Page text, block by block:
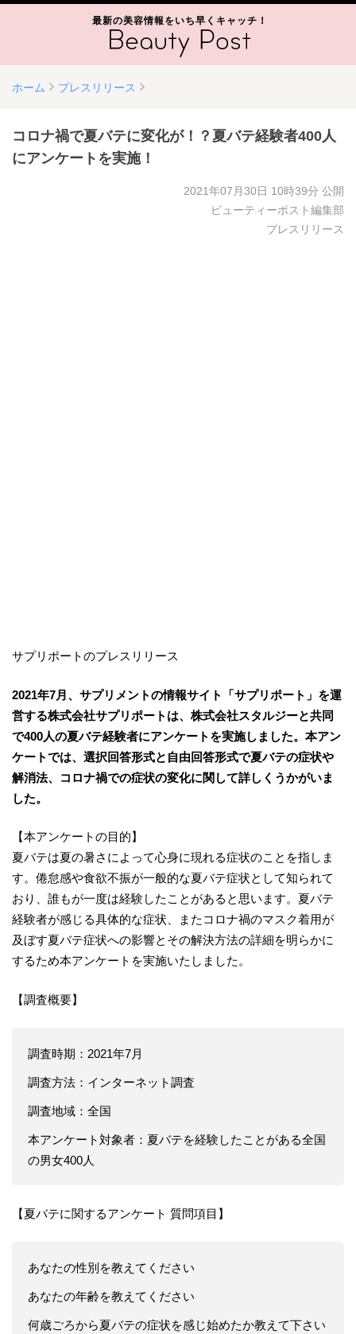
最新の美容情報をいち早くキャッチ！
ホーム プレスリリース
コロナ禍で夏バテに変化が！？夏バテ経験者400人
にアンケートを実施！
2021年07月30日 10時39分 公開
ビューティーポスト編集部
プレスリリース
サプリポートのプレスリリース
2021年7月、サプリメントの情報サイト「サプリポート」を運
営する株式会社サプリポートは、株式会社スタルジーと共同
で400人の夏バテ経験者にアンケートを実施しました。本アン
ケートでは、選択回答形式と自由回答形式で夏バテの症状や
解消法、コロナ禍での症状の変化に関して詳しくうかがいま
した。
【本アンケートの目的】
夏バテは夏の暑さによって心身に現れる症状のことを指しま
す。倦怠感や食欲不振が一般的な夏バテ症状として知られて
おり、誰もが一度は経験したことがあると思います。夏バテ
経験者が感じる具体的な症状、またコロナ禍のマスク着用が
及ぼす夏バテ症状への影響とその解決方法の詳細を明らかに
するため本アンケートを実施いたしました。
【調査概要】
調査時期：2021年7月
調査方法：インターネット調査
調査地域：全国
本アンケート対象者：夏バテを経験したことがある全国
の男女400人
【夏バテに関するアンケート 質問項目】
あなたの性別を教えてください
あなたの年齢を教えてください
何歳ごろから夏バテの症状を感じ始めたか教えて下さい